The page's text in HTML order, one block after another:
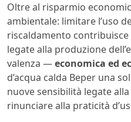
Oltre al risparmio
ambientale: limitare l’uso
riscaldamento contribuisce
legate alla produzione
valenza —economica ed
d’acqua calda Beper una
nuove sensibilità legate
rinunciare alla praticità